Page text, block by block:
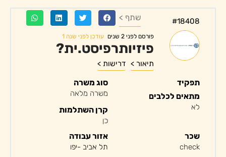
#18408 שתף >
פורסם לפני 2 שנים עודכן לפני שנה 1
פיזיותרפיסט.ית?
תיאור > דרישות >
תפקיד
מתאים לכלבים
לא
סוג משרה
משרה מלאה
קרן השתלמות
כן
שכר
check
אזור עבודה
תל אביב -יפו